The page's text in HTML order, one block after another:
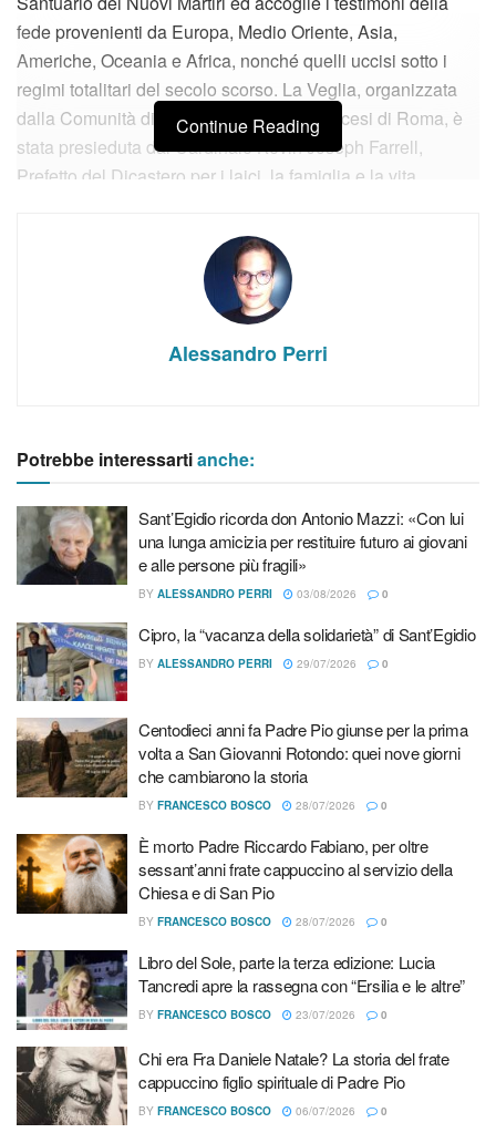
fede provenienti da Europa, Medio Oriente, Asia,
Americhe, Oceania e Africa, nonché quelli uccisi sotto i
regimi totalitari del secolo scorso. La Veglia, organizzata
dalla Comunità di Sant’Egidio e dalla Diocesi di Roma, è
stata presieduta dal Cardinale Kevin Joseph Farrell,
Prefetto del Dicastero per i laici, la famiglia e la vita.
Nel corso della celebrazione, sono stati ricordati – come
ultimi in ordine di tempo – tre monaci egiziani copto-
ortodossi (Takla el- Samouili, Youstos ava-Markos e Mina
ava-Markostre), pugnalati a morte in Sudafrica il 23 marzo,
e padre William Banda della Società S. Patrizio per le
Missioni Estere, ucciso il giorno successivo. Per loro e per
ogni altro Martire ricordato è stata accesa una candela.
Sono stati posti poi ai piedi dell’altare, in rappresentanza
dei quattro continenti, quattro crocifissi, circondati dalle
palme, simbolo di pace.
Articolicorrelati
Sant’Egidio ricorda don Antonio Mazzi: «Con lui una lunga
amicizia per restituire futuro ai giovani e alle persone più
fragili»
Cipro, la “vacanza della solidarietà” di Sant’Egidio
Continue Reading
Alessandro Perri
Potrebbe interessartianche:
Sant’Egidio ricorda don Antonio Mazzi: «Con lui
una lunga amicizia per restituire futuro ai giovani
e alle persone più fragili»
BY ALESSANDRO PERRI 03/08/2026 0
Cipro, la “vacanza della solidarietà” di Sant’Egidio
BY ALESSANDRO PERRI 29/07/2026 0
Centodieci anni fa Padre Pio giunse per la prima
volta a San Giovanni Rotondo: quei nove giorni
che cambiarono la storia
BY FRANCESCO BOSCO 28/07/2026 0
È morto Padre Riccardo Fabiano, per oltre
sessant’anni frate cappuccino al servizio della
Chiesa e di San Pio
BY FRANCESCO BOSCO 28/07/2026 0
Libro del Sole, parte la terza edizione: Lucia
Tancredi apre la rassegna con “Ersilia e le altre”
BY FRANCESCO BOSCO 23/07/2026 0
Chi era Fra Daniele Natale? La storia del frate
cappuccino figlio spirituale di Padre Pio
BY FRANCESCO BOSCO 06/07/2026 0